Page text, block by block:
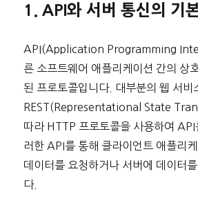
1. API와 서버 통신의 기
API(Application Programming
른 소프트웨어 애플리케이션 간의 상
된 프로토콜입니다. 대부분의 웹 서비
REST(Representational State
따라 HTTP 프로토콜을 사용하여 API
러한 API를 통해 클라이언트 애플리
데이터를 요청하거나 서버에 데이터
다.